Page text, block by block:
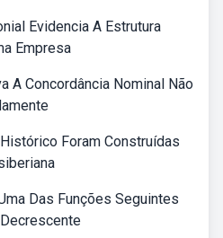
Evidencia A Estrutura
Empresa
A Concordância Nominal Não
Foram Construídas
Das Funções Seguintes